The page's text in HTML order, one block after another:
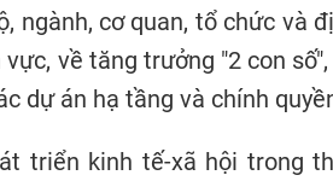
ngành, cơ quan, tổ chức và
về tăng trưởng "2 con
dự án hạ tầng và chính
triển kinh tế-xã hội trong